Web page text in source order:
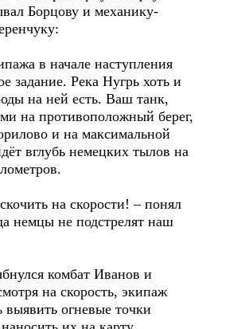
Борцову и механику-
в начале наступления
задание. Река Нугрь хоть и
на ней есть. Ваш танк,
на противоположный берег,
и на максимальной
вглубь немецких тылов на
на скорости! – понял
немцы не подстрелят наш
комбат Иванов и
на скорость, экипаж
выявить огневые точки